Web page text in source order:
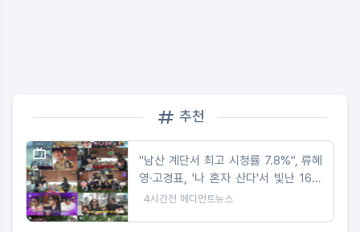
추천
"남산 계단서 최고 시청률 7.8%", 류혜
영·고경표, '나 혼자 산다'서 빛난 16년
우정
4시간전 메디먼트뉴스